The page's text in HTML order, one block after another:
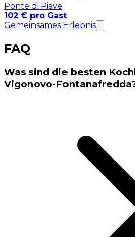
Ponte di Piave
102 € pro Gast
Gemeinsames Erlebnis
FAQ
Was sind die besten
Vigonovo-